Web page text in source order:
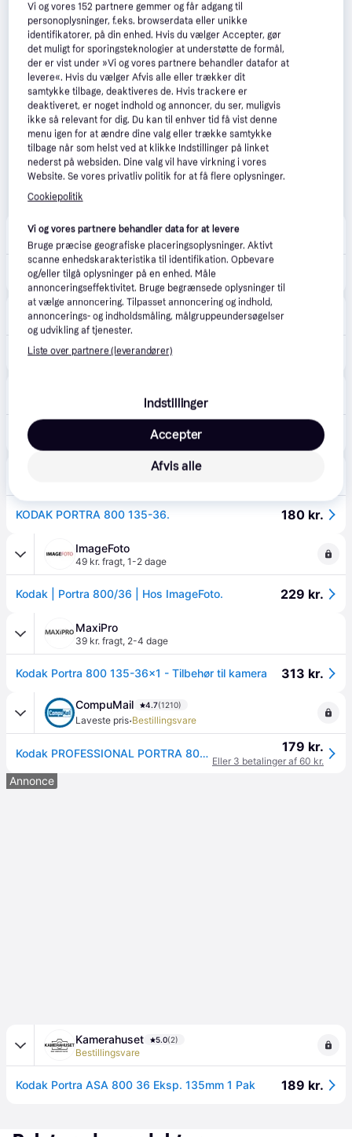
CS MEGASTORE 4.5 (1861)
39 kr. fragt,4-5 dage
(ComputerSalg) Kodak PROFESSIONAL PORTRA 800 - Farvefilm - 135 (35 mm) - ISO 800 - 36 optagelser
Eller 3 betalinger af 63 kr.
Foto/C
39 kr. fragt ,1-2 dage
Kodak Portra 800 135-36.
3-5 dage
Kodak PORTRA 800, Farvefilm 35mm - 36 billeder (ISO 800) 209 kr.
Eller 3 betalinger af 70 kr.
Goecker Photo | Video
KODAK PORTRA 800 135-36. 180 kr.
ImageFoto
49 kr. fragt, 1-2 dage
Kodak | Portra 800/36 | Hos ImageFoto. 229 kr.
MaxiPro
39 kr. fragt, 2-4 dage
Kodak Portra 800 135-36x1 - Tilbehør til kamera 313 kr.
CompuMail 4.7(1210)
Laveste pris·Bestillingsvare
Kodak PROFESSIONAL PORTRA 800 Farvefilm ISO 800 --> På fjernlager, levevering hos dig 15-08-2026 179 kr.
Eller 3 betalinger af 60 kr.
Annonce
Kamerahuset 5.0(2)
Bestillingsvare
Kodak Portra ASA 800 36 Eksp. 135mm 1 Pak 189 kr.
Vi og vores152 partnere gemmer og får adgang til
personoplysninger, f.eks. browserdata eller unikke
identifikatorer, på din enhed. Hvis du vælger Accepter, gør
det muligt for sporingsteknologier at understøtte de formål,
der er vist under »Vi og vores partnere behandler datafor at
levere«. Hvis du vælger Afvis alle eller trækker dit
samtykke tilbage, deaktiveres de. Hvis trackere er
deaktiveret, er noget indhold og annoncer, du ser, muligvis
ikke så relevant for dig. Du kan til enhver tid få vist denne
menu igen for at ændre dine valg eller trække samtykke
tilbage når som helst ved at klikke Indstillinger på linket
nederst på websiden. Dine valg vil have virkning i vores
Website. Se vores privatliv politik for at få flere oplysninger.
Cookiepolitik
Vi og vores partnere behandler data for at levere
Bruge præcise geografiske placeringsoplysninger. Aktivt
scanne enhedskarakteristika til identifikation. Opbevare
og/eller tilgå oplysninger på en enhed. Måle
annonceringseffektivitet. Bruge begrænsede oplysninger til
at vælge annoncering. Tilpasset annoncering og indhold,
annoncerings- og indholdsmåling, målgruppeundersøgelser
og udvikling af tjenester.
Liste over partnere (leverandører)
Indstillinger
Afvis alle
Accepter